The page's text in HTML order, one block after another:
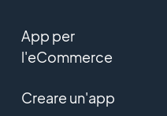
App per
l'eCommerce
Creare un'app